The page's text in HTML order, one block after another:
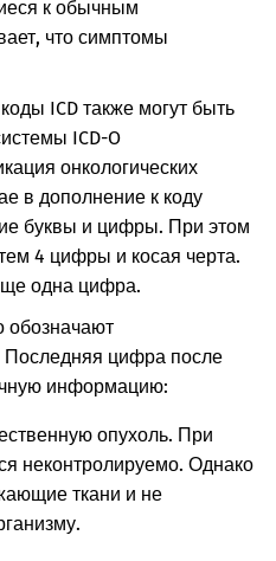
к обычным
что симптомы
ICD также могут быть
ICD-O
онкологических
в дополнение к коду
буквы и цифры. При этом
4 цифры и косая черта.
одна цифра.
обозначают
Последняя цифра после
информацию:
опухоль. При
неконтролируемо. Однако
ткани и не